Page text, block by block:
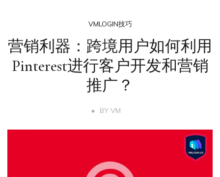
VMLOGIN技巧
营销利器：跨境用户如何利用
Pinterest进行客户开发和营销
推广？
BY VM